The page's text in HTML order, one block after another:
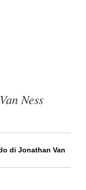
Ness
di Jonathan Van